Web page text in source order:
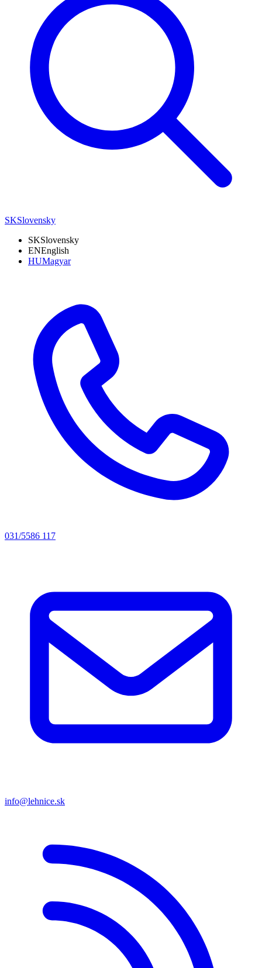
SKSlovensky
SKSlovensky
ENEnglish
HUMagyar
031/5586 117
info@lehnice.sk